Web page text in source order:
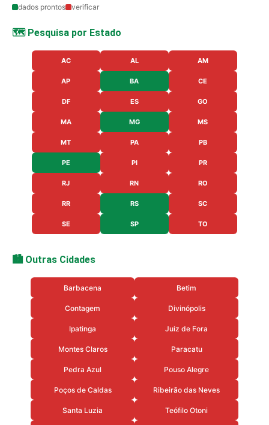
dados prontos verificar
🗺️ Pesquisa por Estado
AC AL AM
AP BA CE
DF ES GO
MA MG MS
MT PA PB
PE PI PR
RJ RN RO
RR RS SC
SE SP TO
🏙️ Outras Cidades
Barbacena Betim
Contagem Divinópolis
Ipatinga Juiz de Fora
Montes Claros Paracatu
Pedra Azul Pouso Alegre
Poços de Caldas Ribeirão das Neves
Santa Luzia Teófilo Otoni